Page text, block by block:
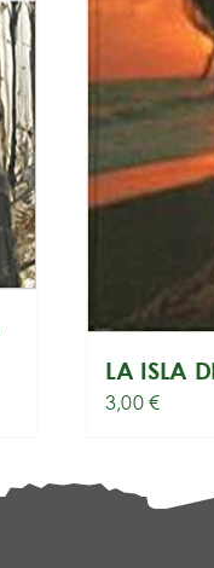
LA ISLA
3,00€